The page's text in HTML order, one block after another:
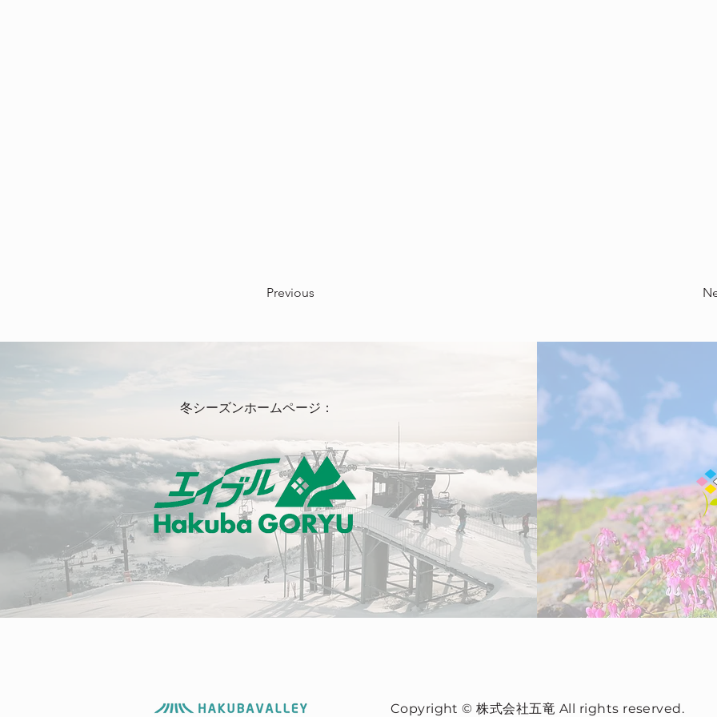
Previous
冬シーズンホームページ：
Copyright © 株式会社五竜 All rights reserved.